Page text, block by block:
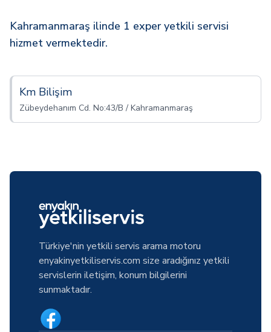
Kahramanmaraş ilinde 1 exper yetkili servisi
hizmet vermektedir.
Km Bilişim
Zübeydehanım Cd. No:43/B / Kahramanmaraş
Türkiye'nin yetkili servis arama motoru
enyakinyetkiliservis.com size aradığınız yetkili
servislerin iletişim, konum bilgilerini
sunmaktadır.